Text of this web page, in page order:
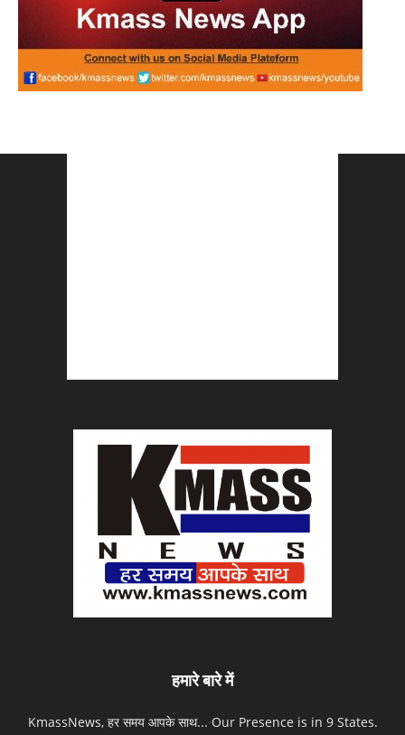
हमारे बारे में
KmassNews, हर समय आपके साथ... Our Presence is in 9 States.